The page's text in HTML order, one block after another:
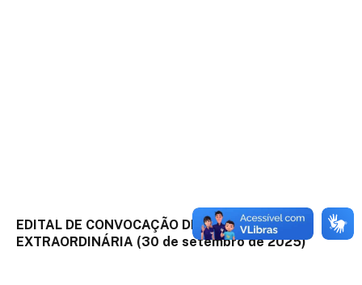
EDITAL DE CONVOCAÇÃO DE SESSÃO
EXTRAORDINÁRIA (30 de setembro de 2025)